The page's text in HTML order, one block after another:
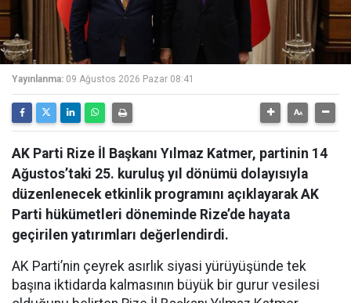
Yayınlanma: 09 Ağustos 2026 Pazar 08:41
AK Parti Rize İl Başkanı Yılmaz Katmer, partinin 14
Ağustos’taki 25. kuruluş yıl dönümü dolayısıyla
düzenlenecek etkinlik programını açıklayarak AK
Parti hükümetleri döneminde Rize’de hayata
geçirilen yatırımları değerlendirdi.
AK Parti’nin çeyrek asırlık siyasi yürüyüşünde tek
başına iktidarda kalmasının büyük bir gurur vesilesi